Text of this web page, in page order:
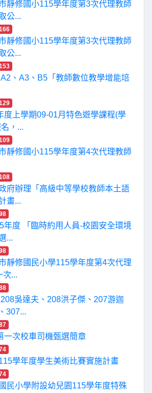
靜修國小115學年度第3次代理教師
公...
靜修國小115學年度第3次代理教師
公...
、A3、B5「教師數位教學增能培
度上學期09-01月特色遊學課程(學
，...
靜修國小115學年度第4次代理教師
府辦理「高級中等學校教師本土語
畫...
年度 「臨時約用人員-校園安全環境
...
靜修國民小學115學年度第4次代理
次...
吳達夫、208洪子傑、207游迦
307...
一次校車司機甄選簡章
學年度學生美術比賽實施計畫
民小學附設幼兒園115學年度特殊